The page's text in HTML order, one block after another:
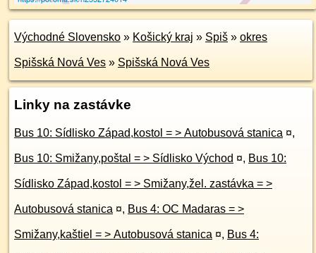
Východné Slovensko » Košický kraj » Spiš » okres
Spišská Nová Ves » Spišská Nová Ves
Linky na zastávke
Bus 10: Sídlisko Západ,kostol = > Autobusová stanica ¤,
Bus 10: Smižany,poštal = > Sídlisko Východ ¤, Bus 10:
Sídlisko Západ,kostol = > Smižany,žel. zastávka = >
Autobusová stanica ¤, Bus 4: OC Madaras = >
Smižany,kaštiel = > Autobusová stanica ¤, Bus 4: